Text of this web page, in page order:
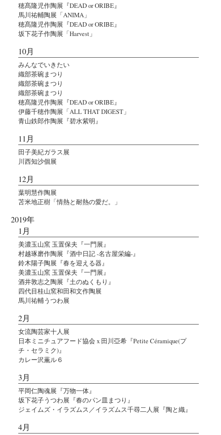
穂髙隆児作陶展『DEAD or ORIBE』
馬川祐輔陶展「ANIMA」
穂髙隆児作陶展『DEAD or ORIBE』
坂下花子作陶展「Harvest」
10月
みんなでいきたい
織部茶碗まつり
織部茶碗まつり
織部茶碗まつり
穂髙隆児作陶展『DEAD or ORIBE』
伊藤千穂作陶展「ALL THAT DIGEST」
青山鉄郎作陶展『碧水紫明』
11月
田子美紀ガラス展
川西知沙個展
12月
葉明慧作陶展
苫米地正樹「情熱と耐熱の愛だ。」
2019年
1月
美濃玉山窯 玉置保夫『一門展』
村越琢磨作陶展『酒中日記 -名古屋栄編-』
鈴木陽子陶展『春を迎える器』
美濃玉山窯 玉置保夫『一門展』
酒井敦志之陶展『土のぬくもり』
四代目桂山窯和田和文作陶展
馬川祐輔うつわ展
2月
女流陶芸家十人展
日本ミニチュアフード協会 x 田川亞希『Petite Céramique(プ
チ・セラミク)』
カレー沢薫ル６
3月
平岡仁陶魂展『万物一体』
坂下花子うつわ展『春のパン皿まつり』
ジェイムズ・イラズムス／イラズムス千尋二人展『陶と織』
4月